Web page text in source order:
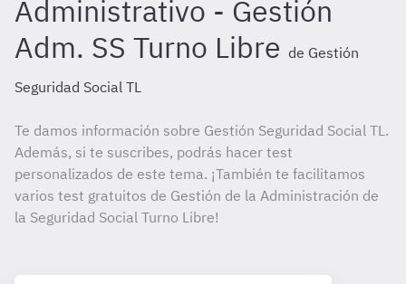
Administrativo - Gestión
Adm. SS Turno Libre de Gestión
Seguridad Social TL
Te damos información sobre Gestión Seguridad Social TL.
Además, si te suscribes, podrás hacer test
personalizados de este tema. ¡También te facilitamos
varios test gratuitos de Gestión de la Administración de
la Seguridad Social Turno Libre!